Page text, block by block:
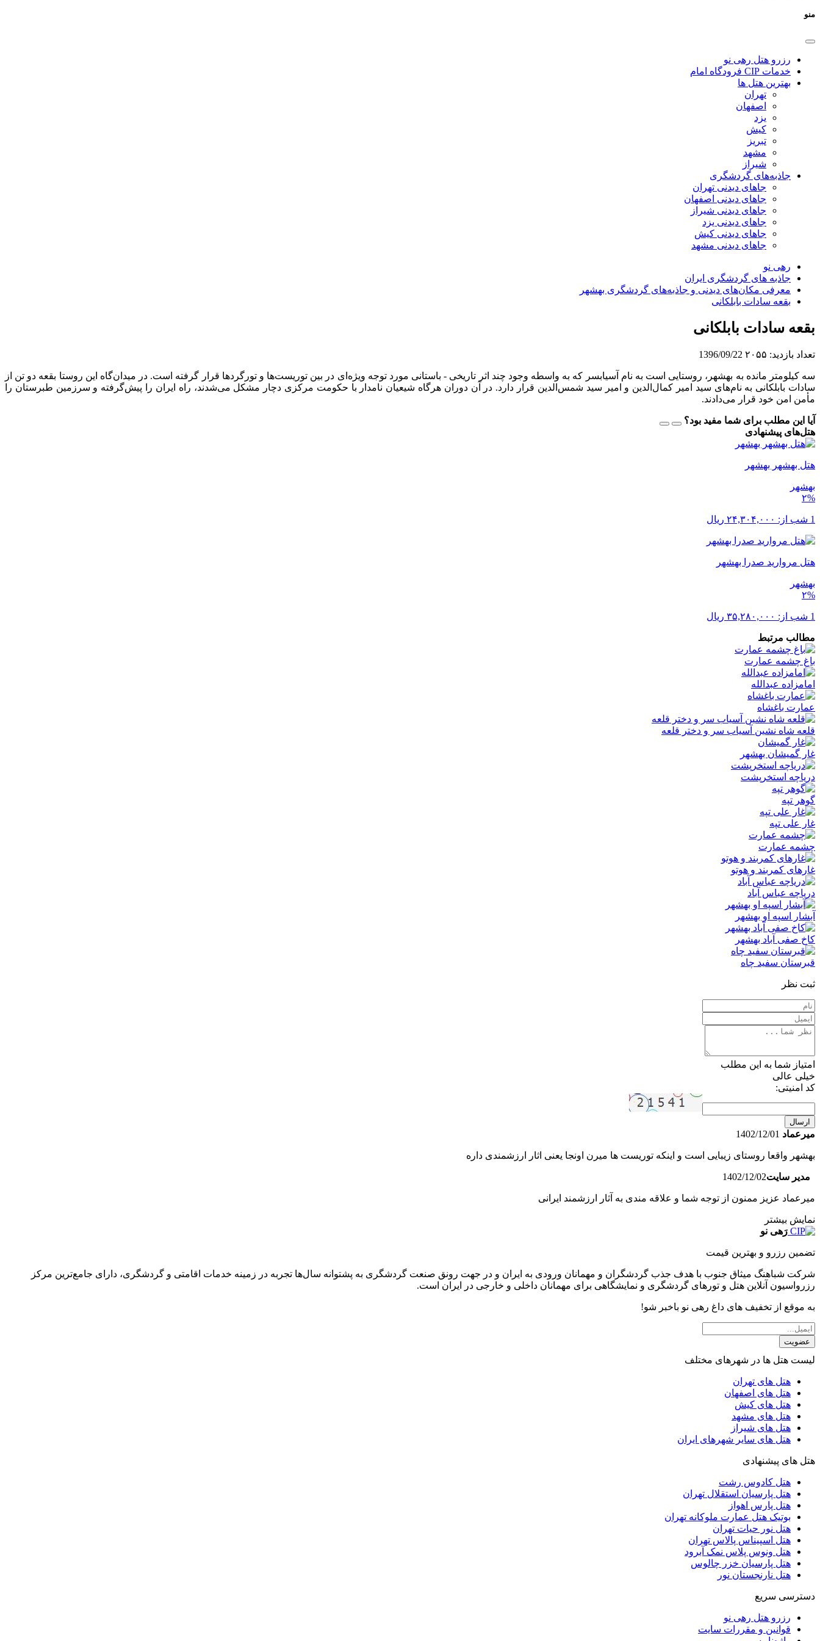
منو
رزرو هتل رهی نو
خدمات CIP فرودگاه امام
بهترین هتل ها
تهران
اصفهان
یزد
کیش
تبریز
مشهد
شیراز
جاذبه‌های گردشگری
جاهای دیدنی تهران
جاهای دیدنی اصفهان
جاهای دیدنی شیراز
جاهای دیدنی یزد
جاهای دیدنی کیش
جاهای دیدنی مشهد
رهی نو
جاذبه های گردشگری ایران
معرفی مکان‌های دیدنی و جاذبه‌های گردشگری بهشهر
بقعه سادات بابلکانی
بقعه سادات بابلکانی
تعداد بازدید: ۲۰۵۵ 1396/09/22
سه کیلومتر مانده به بهشهر، روستایی است به نام آسیابسر که به واسطه‌ وجود چند اثر تاریخی - باستانی مورد توجه ویژه‌ای در بین توریست‌ها و تورگردها قرار گرفته است. در میدان‌گاه این روستا بقعه‌ دو تن از
سادات بابلکانی به نام‌های سید امیر کمال‌الدین و امیر سید شمس‌الدین قرار دارد. در آن دوران هرگاه شیعیان نامدار با حکومت مرکزی دچار مشکل می‌شدند، راه ایران را پیش‌گرفته و سرزمین طبرستان را
مأمن امن خود قرار می‌دادند.
آیا این مطلب برای شما مفید بود؟
هتل‌های پیشنهادی
هتل بهشهر بهشهر
بهشهر
۲%
1 شب از: ۲۴,۳۰۴,۰۰۰ ریال
هتل مروارید صدرا بهشهر
بهشهر
۲%
1 شب از: ۳۵,۲۸۰,۰۰۰ ریال
مطالب مرتبط
باغ چشمه عمارت
امامزاده عبدالله
عمارت باغشاه
قلعه شاه نشین آسیاب سر و دختر قلعه
غار گمیشان بهشهر
دریاچه استخرپشت
گوهر تپه
غار علی تپه
چشمه عمارت
غارهای کمربند و هوتو
دریاچه عباس آباد
آبشار اسپه او بهشهر
کاخ صفی ‌آباد بهشهر
قبرستان سفید چاه
ثبت نظر
امتیاز شما به این مطلب
خیلی عالی
کد امنیتی:
ارسال
میرعماد 1402/12/01
بهشهر واقعا روستای زیبایی است و اینکه توریست ها میرن اونجا یعنی اثار ارزشمندی داره
مدیر سایت1402/12/02
میرعماد عزیز ممنون از توجه شما و علاقه مندی به آثار ارزشمند ایرانی
نمایش بیشتر
رَهی نو
تضمین رزرو و بهترین قیمت
شرکت شباهنگ میثاق جنوب با هدف جذب گردشگران و مهمانان ورودی به ایران و در جهت رونق صنعت گردشگری به پشتوانه سال‌ها تجربه در زمینه خدمات اقامتی و گردشگری، دارای جامع‌ترین مرکز
رزرواسیون آنلاین هتل و تورهای گردشگری و نمایشگاهی برای مهمانان داخلی و خارجی در ایران است.
به موقع از تخفیف های داغ رهی نو باخبر شو!
عضویت
لیست هتل ها در شهرهای مختلف
هتل های تهران
هتل های اصفهان
هتل های کیش
هتل های مشهد
هتل های شیراز
هتل های سایر شهرهای ایران
هتل های پیشنهادی
هتل کادوس رشت
هتل پارسیان استقلال تهران
هتل پارس اهواز
بوتیک هتل عمارت ملوکانه تهران
هتل نور حیات تهران
هتل اسپیناس پالاس تهران
هتل ونوس پلاس نمک آبرود
هتل پارسیان خزر چالوس
هتل نارنجستان نور
دسترسی سریع
رزرو هتل رهی نو
قوانین و مقررات سایت